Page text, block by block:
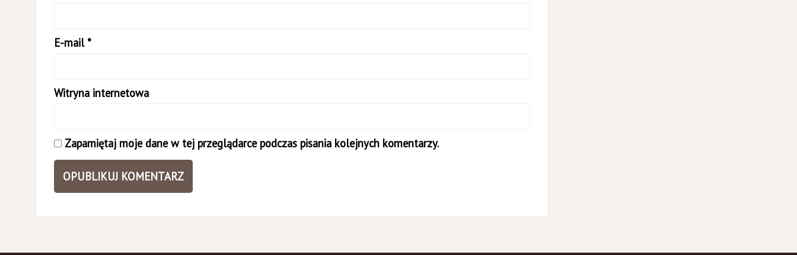
E-mail *
Witryna internetowa
Zapamiętaj moje dane w tej przeglądarce podczas pisania kolejnych komentarzy.